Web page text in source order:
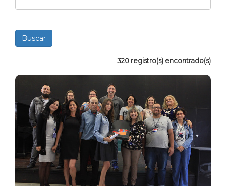
320 registro(s) encontrado(s)